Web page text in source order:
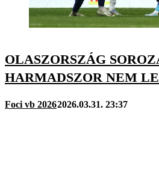
OLASZORSZÁG
HARMADSZOR NEM
Foci vb 20262026.03.31. 23:37